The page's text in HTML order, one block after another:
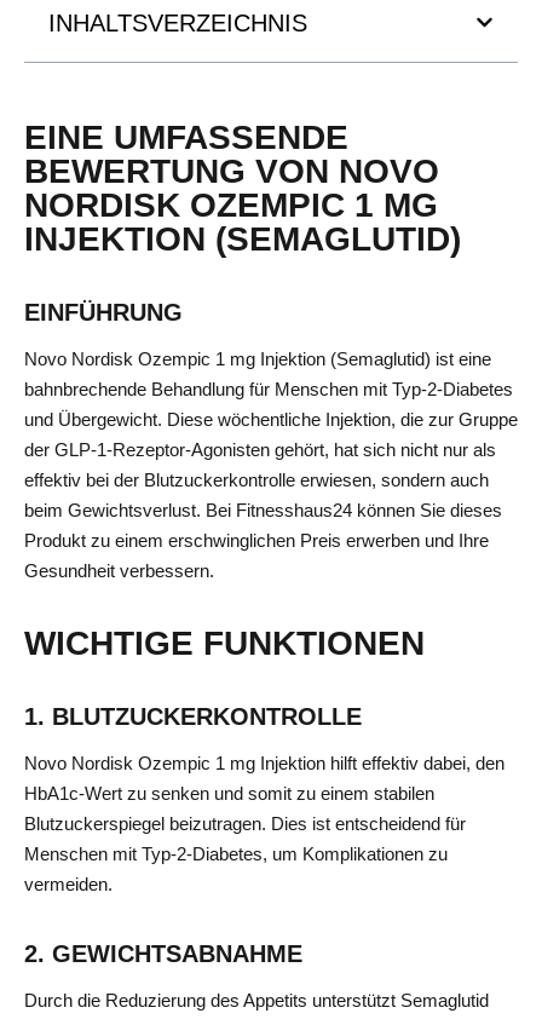
INHALTSVERZEICHNIS
EINE UMFASSENDE
BEWERTUNG VON NOVO
NORDISK OZEMPIC 1 MG
INJEKTION (SEMAGLUTID)
EINFÜHRUNG
Novo Nordisk Ozempic 1 mg Injektion (Semaglutid) ist eine
bahnbrechende Behandlung für Menschen mit Typ-2-Diabetes
und Übergewicht. Diese wöchentliche Injektion, die zur Gruppe
der GLP-1-Rezeptor-Agonisten gehört, hat sich nicht nur als
effektiv bei der Blutzuckerkontrolle erwiesen, sondern auch
beim Gewichtsverlust. Bei Fitnesshaus24 können Sie dieses
Produkt zu einem erschwinglichen Preis erwerben und Ihre
Gesundheit verbessern.
WICHTIGE FUNKTIONEN
1. BLUTZUCKERKONTROLLE
Novo Nordisk Ozempic 1 mg Injektion hilft effektiv dabei, den
HbA1c-Wert zu senken und somit zu einem stabilen
Blutzuckerspiegel beizutragen. Dies ist entscheidend für
Menschen mit Typ-2-Diabetes, um Komplikationen zu
vermeiden.
2. GEWICHTSABNAHME
Durch die Reduzierung des Appetits unterstützt Semaglutid